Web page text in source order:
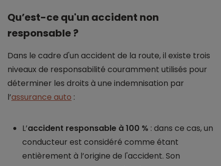
Qu’est-ce qu'un accident non
responsable ?
Dans le cadre d'un accident de la route, il existe trois
niveaux de responsabilité couramment utilisés pour
déterminer les droits à une indemnisation par
l’assurance auto :
L’accident responsable à 100 % : dans ce cas, un
conducteur est considéré comme étant
entièrement à l’origine de l'accident. Son